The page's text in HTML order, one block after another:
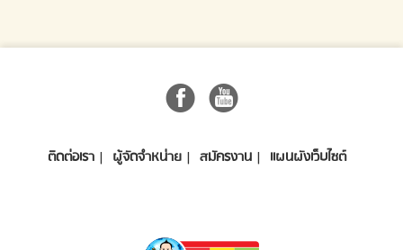
ติดต่อเรา ผู้จัดจำหน่าย สมัครงาน แผนผังเว็บไซต์